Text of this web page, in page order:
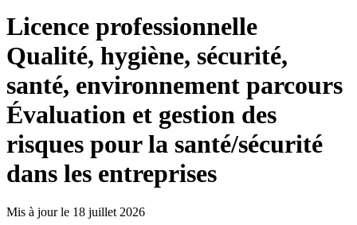
Licence professionnelle
Qualité, hygiène, sécurité,
santé, environnement parcours
Évaluation et gestion des
risques pour la santé/sécurité
dans les entreprises
Mis à jour le 18 juillet 2026